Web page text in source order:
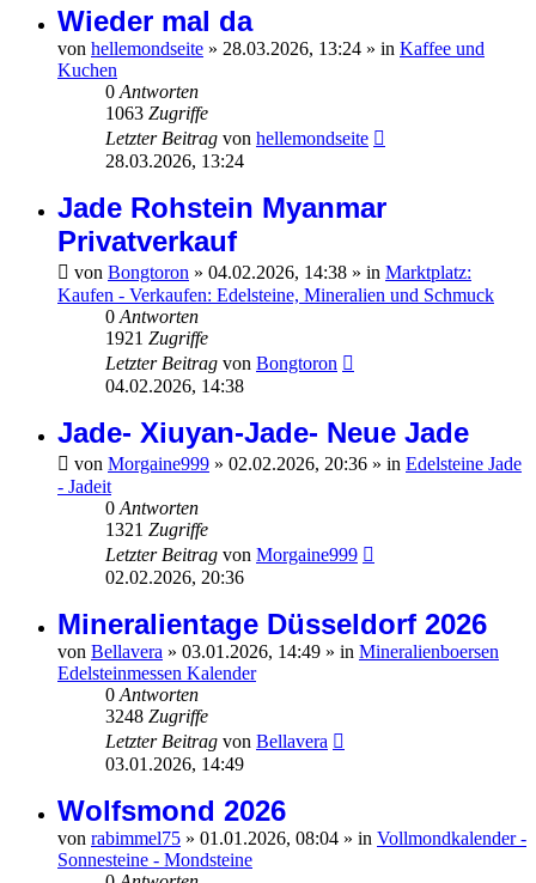
Wieder mal da
von hellemondseite » 28.03.2026, 13:24 » in Kaffee und
Kuchen
0 Antworten
1063 Zugriffe
Letzter Beitrag von hellemondseite
28.03.2026, 13:24
Jade Rohstein Myanmar
Privatverkauf
von Bongtoron » 04.02.2026, 14:38 » in Marktplatz:
Kaufen - Verkaufen: Edelsteine, Mineralien und Schmuck
0 Antworten
1921 Zugriffe
Letzter Beitrag von Bongtoron
04.02.2026, 14:38
Jade- Xiuyan-Jade- Neue Jade
von Morgaine999 » 02.02.2026, 20:36 » in Edelsteine Jade
- Jadeit
0 Antworten
1321 Zugriffe
Letzter Beitrag von Morgaine999
02.02.2026, 20:36
Mineralientage Düsseldorf 2026
von Bellavera » 03.01.2026, 14:49 » in Mineralienboersen
Edelsteinmessen Kalender
0 Antworten
3248 Zugriffe
Letzter Beitrag von Bellavera
03.01.2026, 14:49
Wolfsmond 2026
von rabimmel75 » 01.01.2026, 08:04 » in Vollmondkalender -
Sonnesteine - Mondsteine